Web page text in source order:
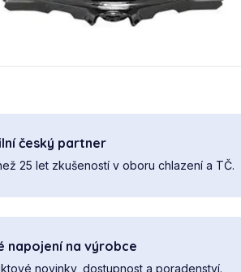
český partner
25 let zkušeností v oboru chlazení a TČ.
napojení na výrobce
novinky, dostupnost a poradenství.